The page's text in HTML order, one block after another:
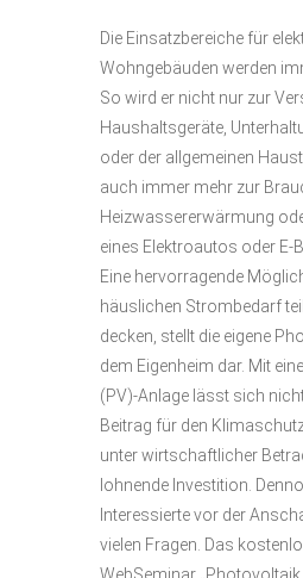
Die Einsatzbereiche für
Wohngebäuden werden
So wird er nicht nur zur
Haushaltsgeräte,
oder der allgemeinen
auch immer mehr zur
Heizwassererwärmung
eines Elektroautos oder E-
Eine hervorragende
häuslichen Strombedarf
decken, stellt die eigene
dem Eigenheim dar. Mit
(PV)-Anlage lässt sich
Beitrag für den
unter wirtschaftlicher
lohnende Investition.
Interessierte vor der
vielen Fragen. Das